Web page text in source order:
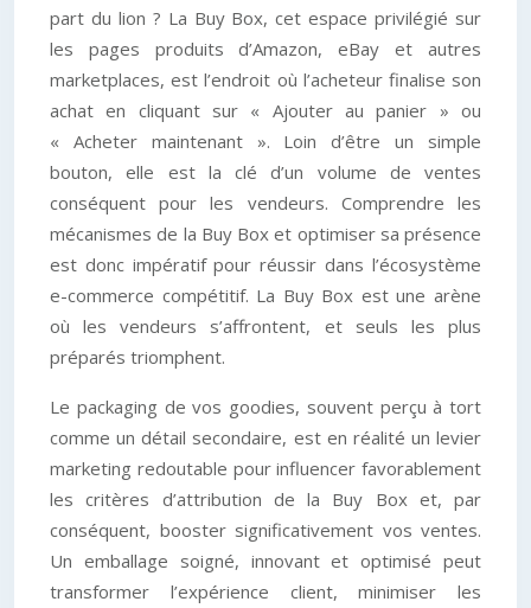
part du lion ? La Buy Box, cet espace privilégié sur
les pages produits d’Amazon, eBay et autres
marketplaces, est l’endroit où l’acheteur finalise son
achat en cliquant sur « Ajouter au panier » ou
« Acheter maintenant ». Loin d’être un simple
bouton, elle est la clé d’un volume de ventes
conséquent pour les vendeurs. Comprendre les
mécanismes de la Buy Box et optimiser sa présence
est donc impératif pour réussir dans l’écosystème
e-commerce compétitif. La Buy Box est une arène
où les vendeurs s’affrontent, et seuls les plus
préparés triomphent.
Le packaging de vos goodies, souvent perçu à tort
comme un détail secondaire, est en réalité un levier
marketing redoutable pour influencer favorablement
les critères d’attribution de la Buy Box et, par
conséquent, booster significativement vos ventes.
Un emballage soigné, innovant et optimisé peut
transformer l’expérience client, minimiser les